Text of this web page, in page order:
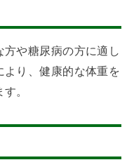
や糖尿病の方に適し
より、健康的な体重を
。